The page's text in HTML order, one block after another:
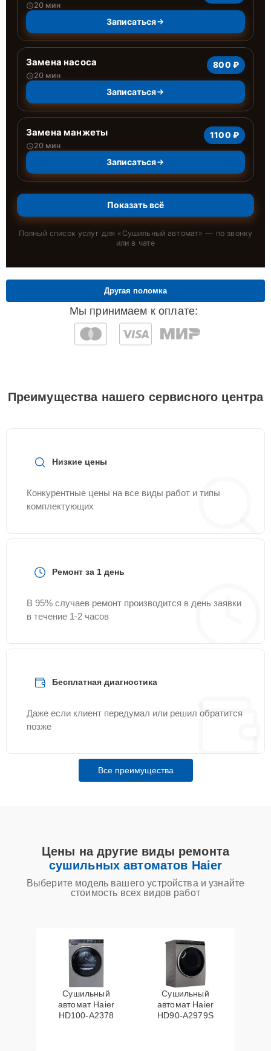
20 мин
Записаться
Замена насоса
20 мин
800 ₽
Записаться
Замена манжеты
20 мин
1100 ₽
Записаться
Показать всё
Полный список услуг для « Сушильный автомат» — по звонку
или в чате
Мы принимаем к оплате:
Другая поломка
Преимущества нашего сервисного центра
Низкие цены
Конкурентные цены на все виды работ и типы
комплектующих
Ремонт за 1 день
В 95% случаев ремонт производится в день заявки
в течение 1-2 часов
Бесплатная диагностика
Даже если клиент передумал или решил обратится
позже
Все преимущества
Цены на другие виды ремонта
сушильных автоматов Haier
Выберите модель вашего устройства и узнайте
стоимость всех видов работ
Сушильный
автомат Haier
HD100-A2378
Сушильный
автомат Haier
HD90-A2979S